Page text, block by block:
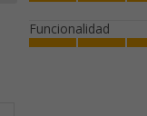
Funcionalidad